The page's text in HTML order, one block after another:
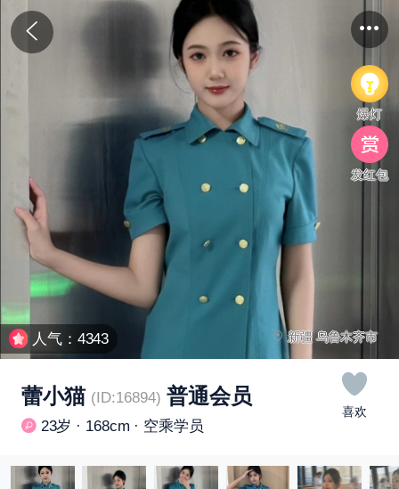
人气：4343 新疆 乌鲁木齐市
蕾小猫 (ID:16894) 普通会员
23岁 · 168cm · 空乘学员
喜欢
爆灯
发红包